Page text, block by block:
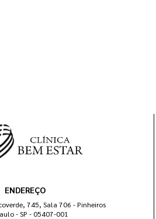
ENDEREÇO
745, Sala 706 - Pinheiros
- SP - 05407-001